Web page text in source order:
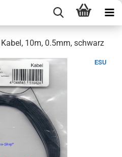
10m, 0.5mm, schwarz
ESU